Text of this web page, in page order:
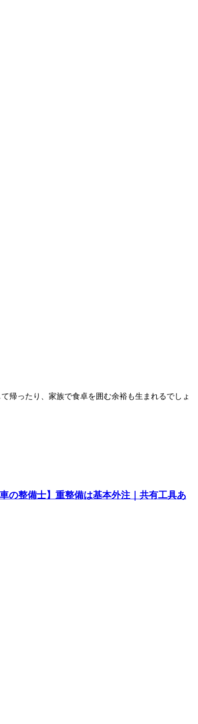
帰ったり、家族で食卓を囲む余裕も生まれるでしょ
の整備士】重整備は基本外注｜共有工具あ